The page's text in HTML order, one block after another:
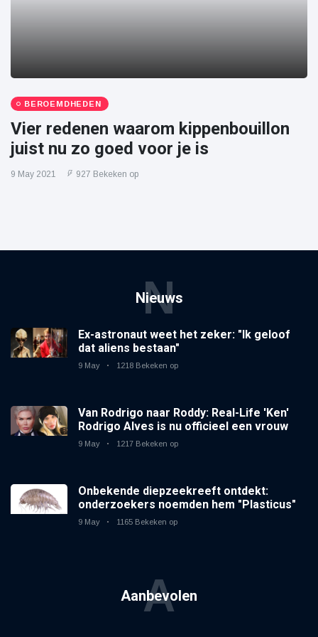
BEROEMDHEDEN
Vier redenen waarom kippenbouillon
juist nu zo goed voor je is
9 May 2021 927 Bekeken op
Nieuws
N
Ex-astronaut weet het zeker: "Ik geloof
dat aliens bestaan"
9 May 1218 Bekeken op
Van Rodrigo naar Roddy: Real-Life 'Ken'
Rodrigo Alves is nu officieel een vrouw
9 May 1217 Bekeken op
Onbekende diepzeekreeft ontdekt:
onderzoekers noemden hem "Plasticus"
9 May 1165 Bekeken op
Aanbevolen
A